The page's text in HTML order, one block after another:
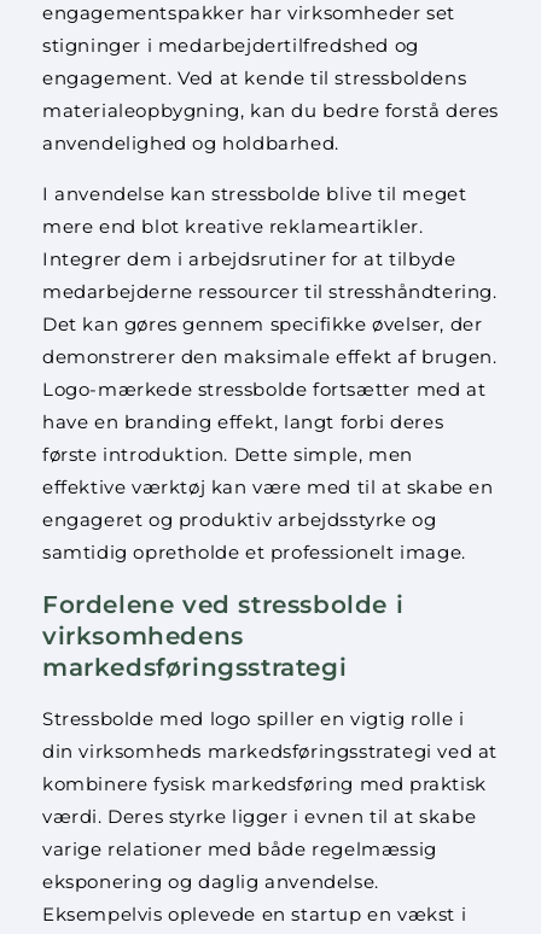
engagementspakker har virksomheder set
stigninger i medarbejdertilfredshed og
engagement. Ved at kende til stressboldens
materialeopbygning, kan du bedre forstå deres
anvendelighed og holdbarhed.
I anvendelse kan stressbolde blive til meget
mere end blot kreative reklameartikler.
Integrer dem i arbejdsrutiner for at tilbyde
medarbejderne ressourcer til stresshåndtering.
Det kan gøres gennem specifikke øvelser, der
demonstrerer den maksimale effekt af brugen.
Logo-mærkede stressbolde fortsætter med at
have en branding effekt, langt forbi deres
første introduktion. Dette simple, men
effektive værktøj kan være med til at skabe en
engageret og produktiv arbejdsstyrke og
samtidig opretholde et professionelt image.
Fordelene ved stressbolde i
virksomhedens
markedsføringsstrategi
Stressbolde med logo spiller en vigtig rolle i
din virksomheds markedsføringsstrategi ved at
kombinere fysisk markedsføring med praktisk
værdi. Deres styrke ligger i evnen til at skabe
varige relationer med både regelmæssig
eksponering og daglig anvendelse.
Eksempelvis oplevede en startup en vækst i